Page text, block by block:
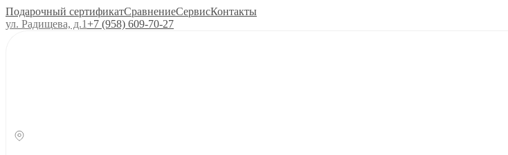
Подарочный сертификатСравнениеСервисКонтакты
ул. Радищева, д.1+7 (958) 609‑70‑27